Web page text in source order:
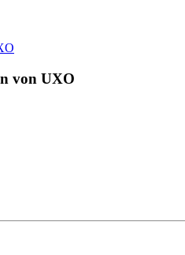
von UXO